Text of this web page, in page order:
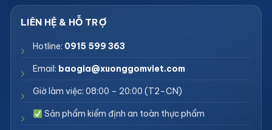
Hotline: 0915 599 363
Email: baogia@xuonggomviet.com
Giờ làm việc: 08:00 – 20:00 (T2–CN)
Sản phẩm kiểm định an toàn thực phẩm